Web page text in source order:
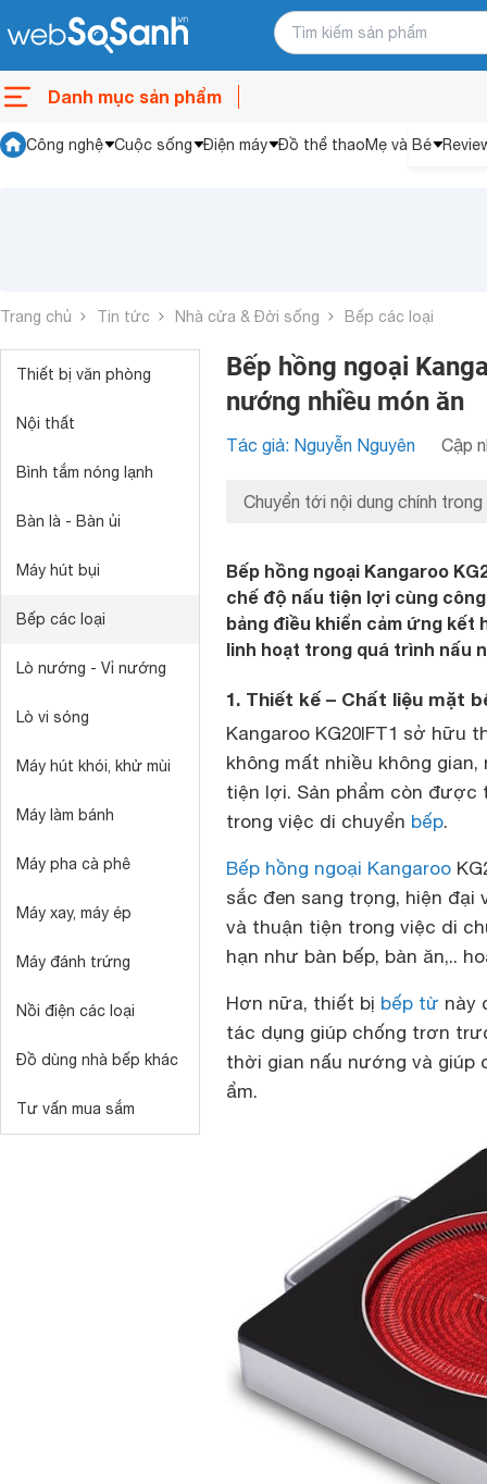
Danh mục sản phẩm
Công nghệ Cuộc sống Điện máy Đồ thể thaoMẹ và Bé
Trang chủ Tin tức Nhà cửa & Đời sống Bếp các loại
Thiết bị văn phòng
Nội thất
Bình tắm nóng lạnh
Bàn là - Bàn ủi
Máy hút bụi
Bếp các loại
Lò nướng - Vỉ nướng
Lò vi sóng
Máy hút khói, khử mùi
Máy làm bánh
Máy pha cà phê
Máy xay, máy ép
Máy đánh trứng
Nồi điện các loại
Đồ dùng nhà bếp khác
Tư vấn mua sắm
Bếp hồng ngoại
nướng nhiều món ăn
Tác giả: Nguyễn Nguyên Cập
Chuyển tới nội dung chính trong
Bếp hồng ngoại Kangaroo
chế độ nấu tiện lợi cùng
bảng điều khiển cảm ứng kết
linh hoạt trong quá trình nấu
1. Thiết kế – Chất liệu mặt
Kangaroo KG20IFT1 sở hữu
không mất nhiều không
tiện lợi. Sản phẩm còn
trong việc di chuyển bếp.
Bếp hồng ngoại Kangaroo
sắc đen sang trọng, hiện đại
và thuận tiện trong việc di
hạn như bàn bếp, bàn ăn,..
Hơn nữa, thiết bị bếp từ này
tác dụng giúp chống trơn
thời gian nấu nướng và giúp
ẩm.